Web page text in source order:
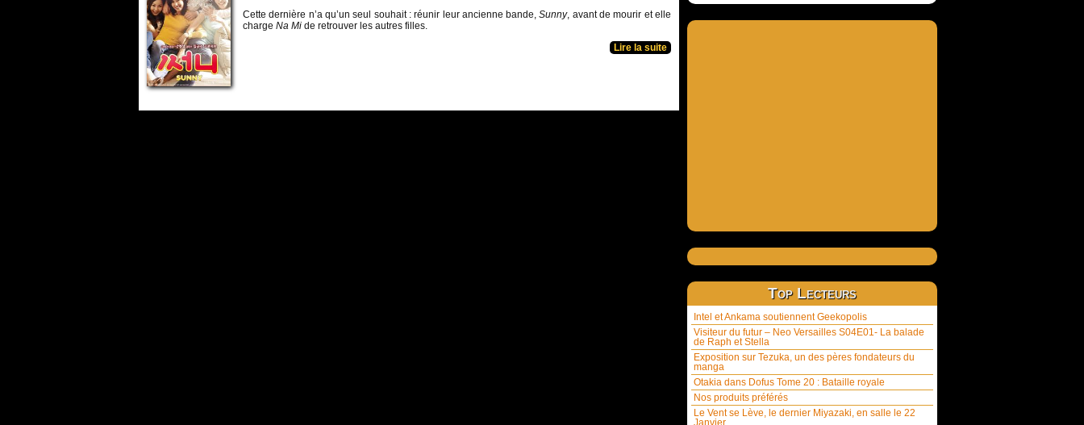
Cette dernière n’a qu’un seul souhait : réunir leur ancienne bande,Sunny, avant de mourir et elle
charge Na Mi de retrouver les autres filles.
Lire la suite
Top Lecteurs
Intel et Ankama soutiennent Geekopolis
Visiteur du futur – Neo Versailles S04E01- La balade
de Raph et Stella
Exposition sur Tezuka, un des pères fondateurs du
manga
Otakia dans Dofus Tome 20 : Bataille royale
Nos produits préférés
Le Vent se Lève, le dernier Miyazaki, en salle le 22
Janvier